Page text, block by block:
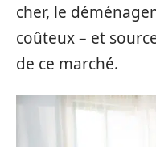
cher, le
coûteux – et
de ce marché.